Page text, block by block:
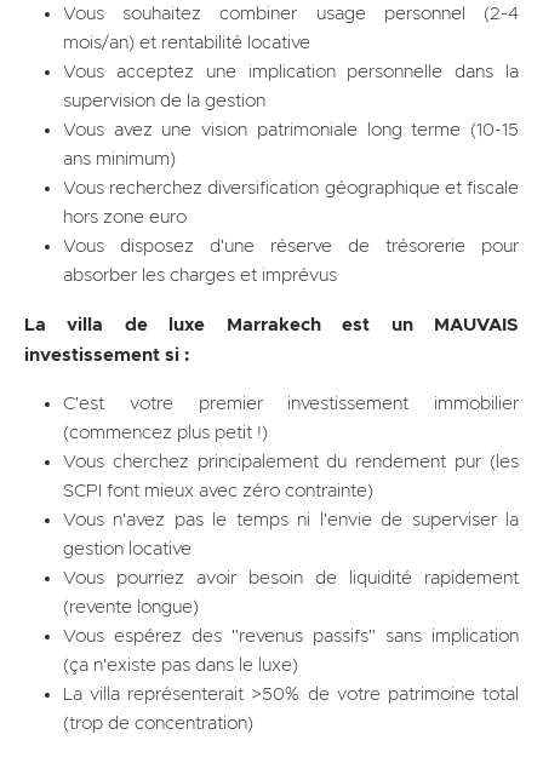
Vous souhaitez combiner usage personnel (2-4
mois/an) et rentabilité locative
Vous acceptez une implication personnelle dans la
supervision de la gestion
Vous avez une vision patrimoniale long terme (10-15
ans minimum)
Vous recherchez diversification géographique et fiscale
hors zone euro
Vous disposez d'une réserve de trésorerie pour
absorber les charges et imprévus
La villa de luxe Marrakech est un MAUVAIS
investissement si :
C'est votre premier investissement immobilier
(commencez plus petit !)
Vous cherchez principalement du rendement pur (les
SCPI font mieux avec zéro contrainte)
Vous n'avez pas le temps ni l'envie de superviser la
gestion locative
Vous pourriez avoir besoin de liquidité rapidement
(revente longue)
Vous espérez des "revenus passifs" sans implication
(ça n'existe pas dans le luxe)
La villa représenterait >50% de votre patrimoine total
(trop de concentration)